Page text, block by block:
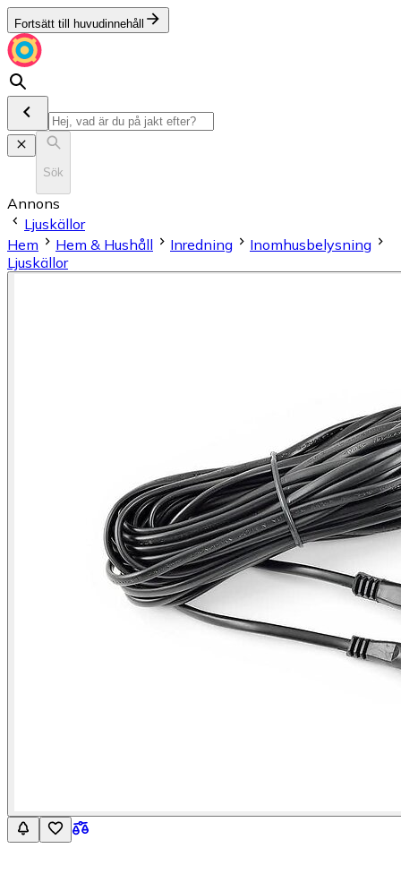
Fortsätt till huvudinnehåll
Sök
Annons
Ljuskällor
Hem
Hem & Hushåll Inredning
Inomhusbelysning
Ljuskällor